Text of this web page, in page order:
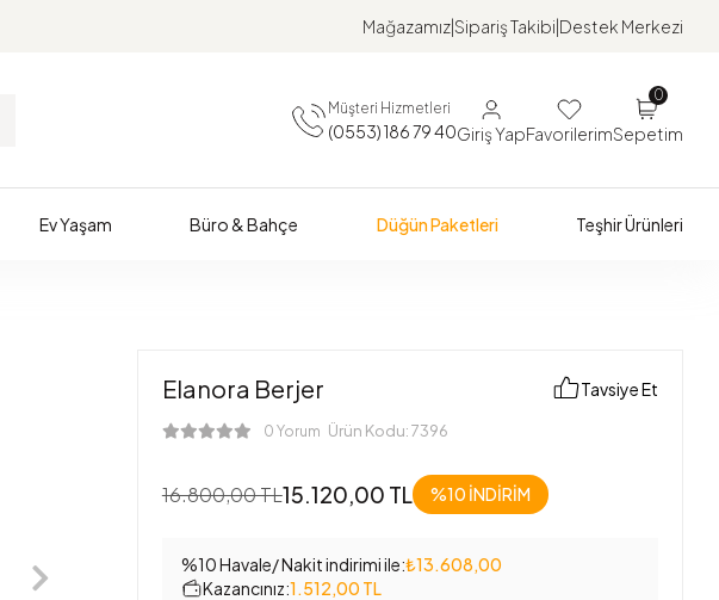
MağazamızSipariş Takibi Destek Merkezi
Müşteri Hizmetleri
(0553) 186 79 40Giriş YapFavorilerim
0
Sepetim
Ev Yaşam Büro & Bahçe Düğün Paketleri Teşhir Ürünleri
Elanora Berjer
0 Yorum Ürün Kodu:7396
Tavsiye Et
16.800,00 TL15.120,00 TL %10 İNDİRİM
%10 Havale/ Nakit indirimi ile:₺13.608,00
Kazancınız:1.512,00 TL